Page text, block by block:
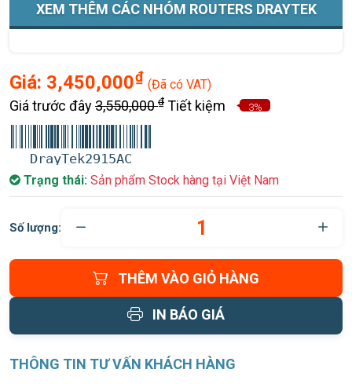
XEM THÊM CÁC NHÓM ROUTERS DRAYTEK
Giá: 3,450,000₫ (Đã có VAT)
Giá trước đây3,550,000₫ Tiết kiệm 3%
DrayTek2915AC
Trạng thái: Sản phẩm Stock hàng tại Việt Nam
Số lượng:
THÊM VÀO GIỎ HÀNG
IN BÁO GIÁ
THÔNG TIN TƯ VẤN KHÁCH HÀNG